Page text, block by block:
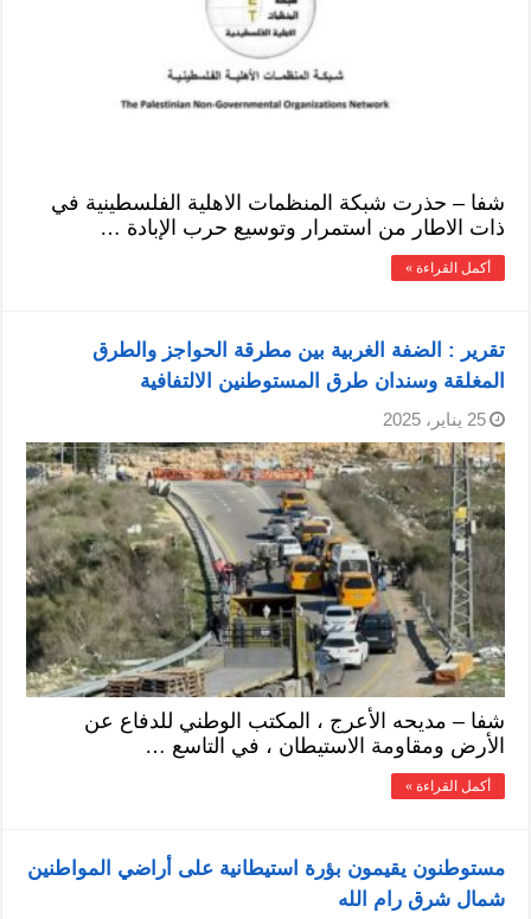
شفا – حذرت شبكة المنظمات الاهلية الفلسطينية في
ذات الاطار من استمرار وتوسيع حرب الإبادة …
أكمل القراءة »
تقرير : الضفة الغربية بين مطرقة الحواجز والطرق
المغلقة وسندان طرق المستوطنين الالتفافية
25 يناير، 2025
شفا – مديحه الأعرج ، المكتب الوطني للدفاع عن
الأرض ومقاومة الاستيطان ، في التاسع …
أكمل القراءة »
مستوطنون يقيمون بؤرة استيطانية على أراضي المواطنين
شمال شرق رام الله